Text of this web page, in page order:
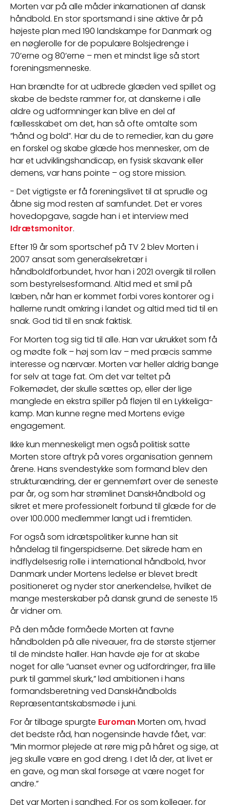
Morten var på alle måder inkarnationen af dansk
håndbold. En stor sportsmand i sine aktive år på
højeste plan med 190 landskampe for Danmark og
en nøglerolle for de populære Bolsjedrenge i
70’erne og 80’erne – men et mindst lige så stort
foreningsmenneske.
Han brændte for at udbrede glæden ved spillet og
skabe de bedste rammer for, at danskerne i alle
aldre og udformninger kan blive en del af
fællesskabet om det, han så ofte omtalte som
”hånd og bold”. Har du de to remedier, kan du gøre
en forskel og skabe glæde hos mennesker, om de
har et udviklingshandicap, en fysisk skavank eller
demens, var hans pointe – og store mission.
- Det vigtigste er få foreningslivet til at sprudle og
åbne sig mod resten af samfundet. Det er vores
Idrætsmonitor.
Efter 19 år som sportschef på TV 2 blev Morten i
2007 ansat som generalsekretær i
håndboldforbundet, hvor han i 2021 overgik til rollen
som bestyrelsesformand. Altid med et smil på
læben, når han er kommet forbi vores kontorer og i
hallerne rundt omkring i landet og altid med tid til en
snak. God tid til en snak faktisk.
For Morten tog sig tid til alle. Han var ukrukket som få
og mødte folk – høj som lav – med præcis samme
interesse og nærvær. Morten var heller aldrig bange
for selv at tage fat. Om det var teltet på
Folkemødet, der skulle sættes op, eller der lige
manglede en ekstra spiller på fløjen til en Lykkeliga-
kamp. Man kunne regne med Mortens evige
engagement.
Ikke kun menneskeligt men også politisk satte
Morten store aftryk på vores organisation gennem
årene. Hans svendestykke som formand blev den
strukturændring, der er gennemført over de seneste
par år, og som har strømlinet DanskHåndbold og
sikret et mere professionelt forbund til glæde for de
over 100.000 medlemmer langt ud i fremtiden.
For også som idrætspolitiker kunne han sit
håndelag til fingerspidserne. Det sikrede ham en
indflydelsesrig rolle i international håndbold, hvor
Danmark under Mortens ledelse er blevet bredt
positioneret og nyder stor anerkendelse, hvilket de
mange mesterskaber på dansk grund de seneste 15
år vidner om.
På den måde formåede Morten at favne
håndbolden på alle niveauer, fra de største stjerner
til de mindste haller. Han havde øje for at skabe
noget for alle ”uanset evner og udfordringer, fra lille
purk til gammel skurk,” lød ambitionen i hans
formandsberetning ved DanskHåndbolds
Repræsentantskabsmøde i juni.
For år tilbage spurgte Euroman Morten om, hvad
det bedste råd, han nogensinde havde fået, var:
”Min mormor plejede at røre mig på håret og sige, at
jeg skulle være en god dreng. I det lå der, at livet er
en gave, og man skal forsøge at være noget for
andre.”
Det var Morten i sandhed. For os som kolleger, for